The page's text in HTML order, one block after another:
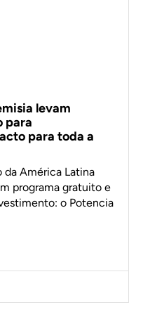
levam
para
para toda a
da América Latina
programa gratuito e
o Potencia